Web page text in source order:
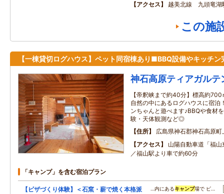
アクセス
越美北線 九頭竜
この施
【一棟貸切ログハウス】ペット同宿棟あり■BBQ設備やキッチン
神石高原ティアガルテ
【帝釈峡まで約40分】標高約
自然の中にあるログハウスに宿泊
ンちゃんと遊べます♪BBQや食材
験・天体観測など◎
住所
広島県神石郡神石高原
アクセス
山陽自動車道「福
／福山駅より車で約60分
「キャンプ」を含む宿泊プラン
【ピザづくり体験】＜石窯・薪で焼く本格派
…内にあるキャンプ場で ピ…